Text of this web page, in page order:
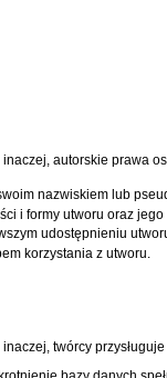
autorskie prawa
nazwiskiem lub
i formy utworu oraz
udostępnieniu
korzystania z utworu.
twórcy